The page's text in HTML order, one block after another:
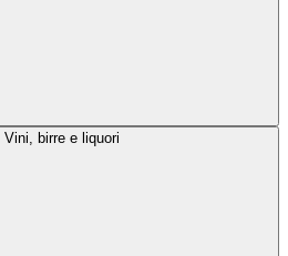
Vini, birre e liquori